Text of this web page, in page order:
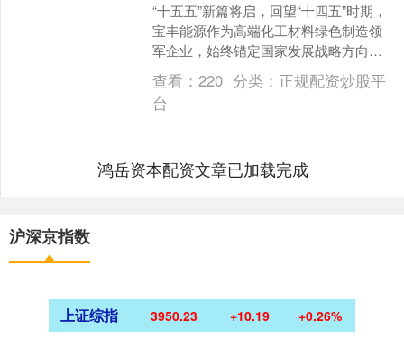
“十五五”新篇将启，回望“十四五”时期，
宝丰能源作为高端化工材料绿色制造领
军企业，始终锚定国家发展战略方向，
以“做对社会有贡献的实业”为使命，以科
技创新锻造新质....
查看：220 分类： 正规配资炒股平
台
鸿岳资本配资文章已加载完成
沪深京指数
上证综指 3950.23 +10.19 +0.26%